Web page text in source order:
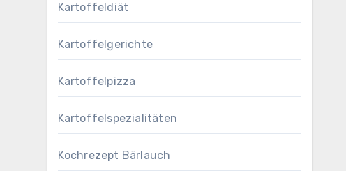
Kartoffeldiät
Kartoffelgerichte
Kartoffelpizza
Kartoffelspezialitäten
Kochrezept Bärlauch